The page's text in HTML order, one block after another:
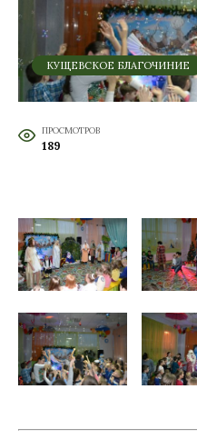
КУЩЕВСКОЕ БЛАГОЧИНИЕ
ПРОСМОТРОВ
189